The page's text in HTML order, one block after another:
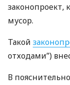
законопроект,
мусор.
Такой
отходами”)
В